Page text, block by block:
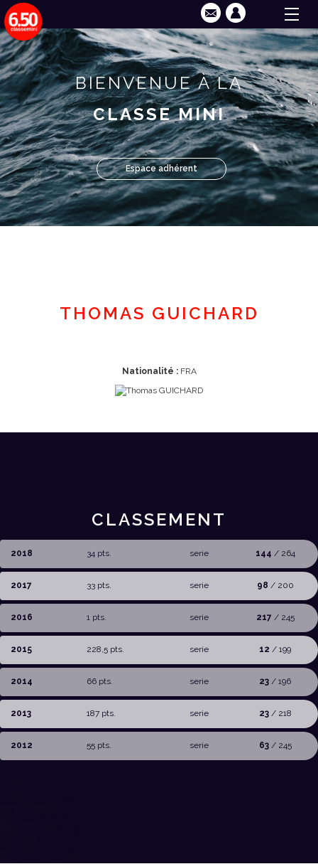
BIENVENUE À LA
CLASSE MINI
Espace adhérent
THOMAS GUICHARD
Nationalité :FRA
CLASSEMENT
2018 34 pts. serie 144 / 264
2017 33 pts. serie 98 / 200
2016 1 pts. serie 217 / 245
2015 228,5 pts. serie 12 / 199
2014 66 pts. serie 23 / 196
2013 187 pts. serie 23/ 218
2012 55 pts. serie 63/ 245